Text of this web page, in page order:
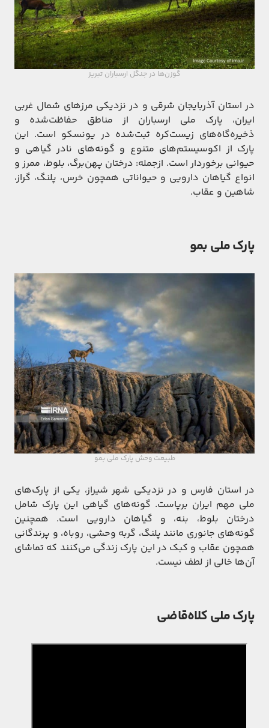
گوزن‌ها در جنگل ارسباران تبریز
در استان آذربایجان شرقی و در نزدیکی مرزهای شمال غربی
ایران، پارک ملی ارسباران از مناطق حفاظت‌شده و
ذخیره‌گاه‌های زیست‌کره ثبت‌شده در یونسکو است. این
پارک از اکوسیستم‌های متنوع و گونه‌های نادر گیاهی و
حیوانی برخوردار است. ازجمله: درختان پهن‌برگ، بلوط، ممرز و
انواع گیاهان دارویی و حیواناتی همچون خرس، پلنگ، گراز،
شاهین و عقاب.
پارک ملی بمو
طبیعت وحش پارک ملی بمو
در استان فارس و در نزدیکی شهر شیراز، یکی از پارک‌های
ملی مهم ایران برپاست. گونه‌های گیاهی این پارک شامل
درختان بلوط، بنه، و گیاهان دارویی است. همچنین
گونه‌های جانوری مانند پلنگ، گربه وحشی، روباه، و پرندگانی
همچون عقاب و کبک در این پارک زندگی می‌کنند که تماشای
آن‌ها خالی از لطف نیست.
پارک ملی کلاه‌قاضی